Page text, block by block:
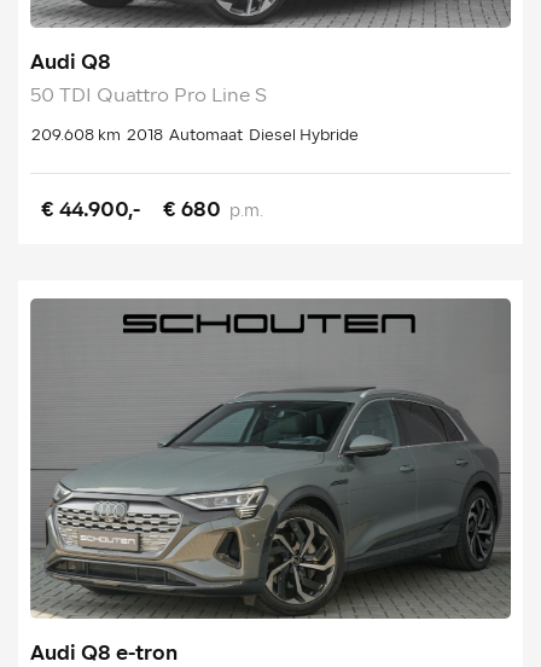
Audi Q8
50 TDI Quattro Pro Line S
209.608 km 2018 Automaat Diesel Hybride
€ 44.900,- € 680 p.m.
Audi Q8 e-tron